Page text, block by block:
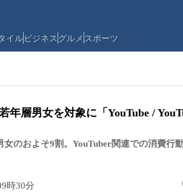
イルビジネス グルメ スポーツ
年層男女を対象に「YouTube /
女のおよそ9割。YouTuber関連での消費行
時30分